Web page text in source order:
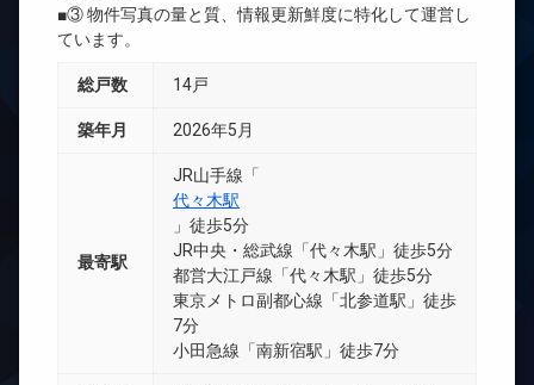
■③ 物件写真の量と質、情報更新鮮度に特化して運営し
ています。
総戸数 14戸
築年月 2026年5月
最寄駅
JR山手線「
代々木駅
」徒歩5分
JR中央・総武線「代々木駅」徒歩5分
都営大江戸線「代々木駅」徒歩5分
東京メトロ副都心線「北参道駅」徒歩
7分
小田急線「南新宿駅」徒歩7分